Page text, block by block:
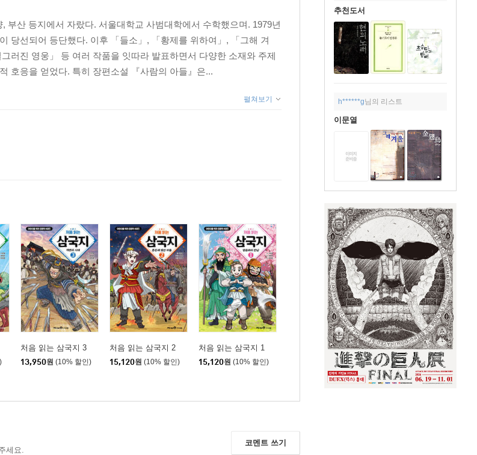
추천도서
h******g님의 리스트
이문열
부산 등지에서 자랐다. 서울대학교 사범대학에서 수학했으며. 1979년
당선되어 등단했다. 이후 「들소」, 「황제를 위하여」, 「그해 겨
러진 영웅」 등 여러 작품을 잇따라 발표하면서 다양한 소재와 주제
호응을 얻었다. 특히 장편소설 『사람의 아들』은...
펼쳐보기
처음 읽는 삼국지 3
13,950원 (10% 할인)
처음 읽는 삼국지 2
15,120원 (10% 할인)
처음 읽는 삼국지 1
15,120원 (10% 할인)
세요.
코멘트 쓰기